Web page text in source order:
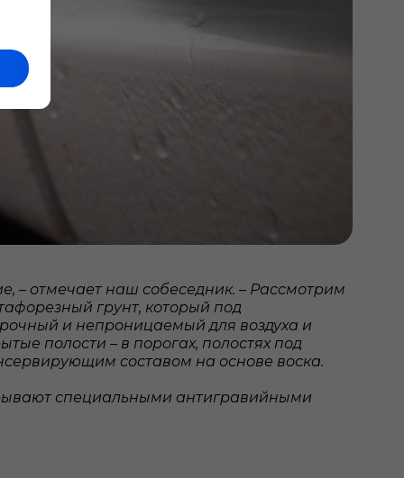
– отмечает наш собеседник. – Рассмотрим
грунт, который под
и непроницаемый для воздуха и
полости – в порогах, полостях под
составом на основе воска.
специальными антигравийными